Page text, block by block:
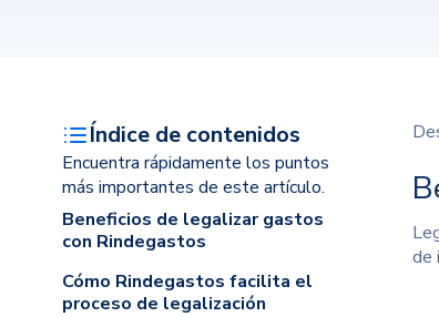
Índice de contenidos
Encuentra rápidamente los puntos
más importantes de este artículo.
Beneficios de legalizar gastos
con Rindegastos
Cómo Rindegastos facilita el
proceso de legalización
de